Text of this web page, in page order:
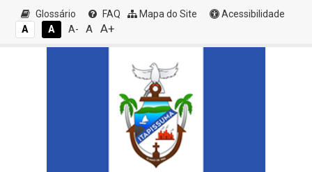
Glossário FAQ Mapa do Site
Acessibilidade
A
A A- A A+